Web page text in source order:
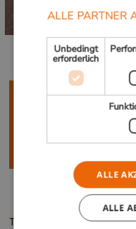
Mehr
Rufen Sie uns an unter
Teile diese Seite
ALLE PARTNER
Unbedingt
erforderlich
ALLE
ALLE